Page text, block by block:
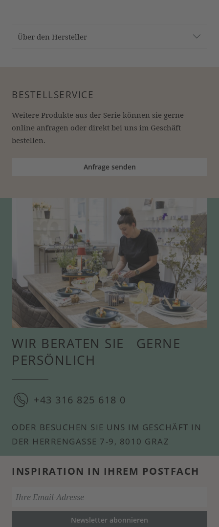
Über den Hersteller
BESTELLSERVICE
Weitere Produkte aus der Serie können sie gerne
online anfragen oder direkt bei uns im Geschäft
bestellen.
Anfrage senden
WIR BERATEN SIE GERNE
PERSÖNLICH
+43 316 825 618 0
ODER BESUCHEN SIE UNS IM GESCHÄFT IN
DER HERRENGASSE 7-9, 8010 GRAZ
INSPIRATION IN IHREM POSTFACH
Newsletter abonnieren